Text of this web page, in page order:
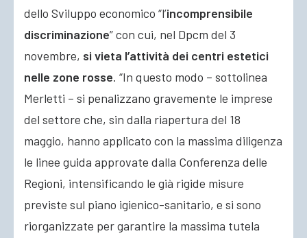
dello Sviluppo economico “l’incomprensibile
discriminazione” con cui, nel Dpcm del 3
novembre, si vieta l’attività dei centri estetici
nelle zone rosse. “In questo modo – sottolinea
Merletti – si penalizzano gravemente le imprese
del settore che, sin dalla riapertura del 18
maggio, hanno applicato con la massima diligenza
le linee guida approvate dalla Conferenza delle
Regioni, intensificando le già rigide misure
previste sul piano igienico-sanitario, e si sono
riorganizzate per garantire la massima tutela